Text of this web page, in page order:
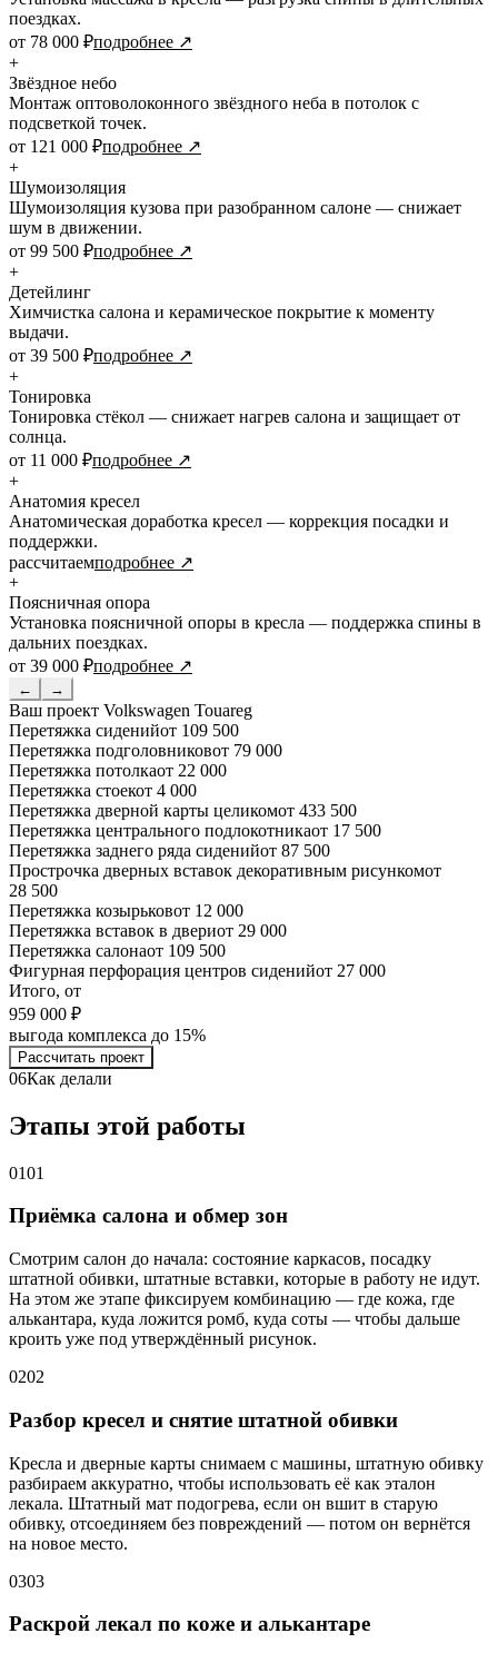
поездках.
от 78 000 ₽подробнее ↗
+
Звёздное небо
Монтаж оптоволоконного звёздного неба в потолок с
подсветкой точек.
от 121 000 ₽подробнее ↗
+
Шумоизоляция
Шумоизоляция кузова при разобранном салоне — снижает
шум в движении.
от 99 500 ₽подробнее ↗
+
Детейлинг
Химчистка салона и керамическое покрытие к моменту
выдачи.
от 39 500 ₽подробнее ↗
+
Тонировка
Тонировка стёкол — снижает нагрев салона и защищает от
солнца.
от 11 000 ₽подробнее ↗
+
Анатомия кресел
Анатомическая доработка кресел — коррекция посадки и
поддержки.
рассчитаемподробнее ↗
+
Поясничная опора
Установка поясничной опоры в кресла — поддержка спины в
дальних поездках.
от 39 000 ₽подробнее ↗
← →
Ваш проект Volkswagen Touareg
Перетяжка сиденийот 109 500
Перетяжка подголовниковот 79 000
Перетяжка потолкаот 22 000
Перетяжка стоекот 4 000
Перетяжка дверной карты целикомот 433 500
Перетяжка центрального подлокотникаот 17 500
Перетяжка заднего ряда сиденийот 87 500
Прострочка дверных вставок декоративным рисункомот
28 500
Перетяжка козырьковот 12 000
Перетяжка вставок в двериот 29 000
Перетяжка салонаот 109 500
Фигурная перфорация центров сиденийот 27 000
Итого, от
959 000 ₽
выгода комплекса до 15%
Рассчитать проект
06Как делали
Этапы этой работы
0101
Приёмка салона и обмер зон
Смотрим салон до начала: состояние каркасов, посадку
штатной обивки, штатные вставки, которые в работу не идут.
На этом же этапе фиксируем комбинацию — где кожа, где
алькантара, куда ложится ромб, куда соты — чтобы дальше
кроить уже под утверждённый рисунок.
0202
Разбор кресел и снятие штатной обивки
Кресла и дверные карты снимаем с машины, штатную обивку
разбираем аккуратно, чтобы использовать её как эталон
лекала. Штатный мат подогрева, если он вшит в старую
обивку, отсоединяем без повреждений — потом он вернётся
на новое место.
0303
Раскрой лекал по коже и алькантаре